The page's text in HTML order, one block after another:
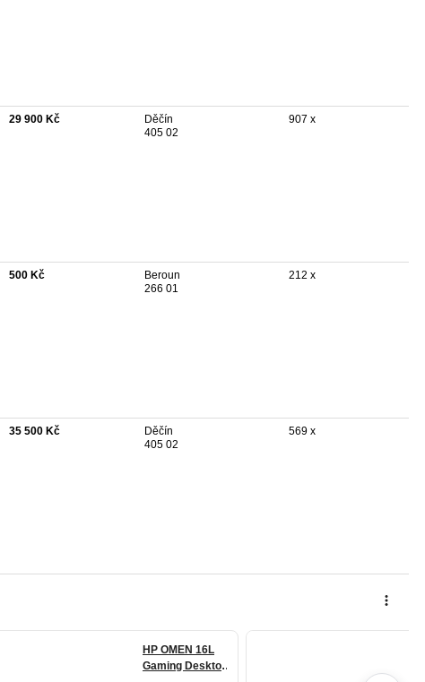
29 900 Kč
Děčín
405 02
907 x
500 Kč
Beroun
266 01
212 x
35 500 Kč
Děčín
405 02
569 x